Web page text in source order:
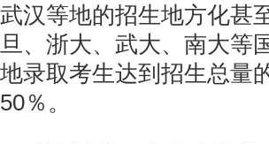
武汉等地的招生地方化甚
旦、浙大、武大、南大等
地录取考生达到招生总量
50％。